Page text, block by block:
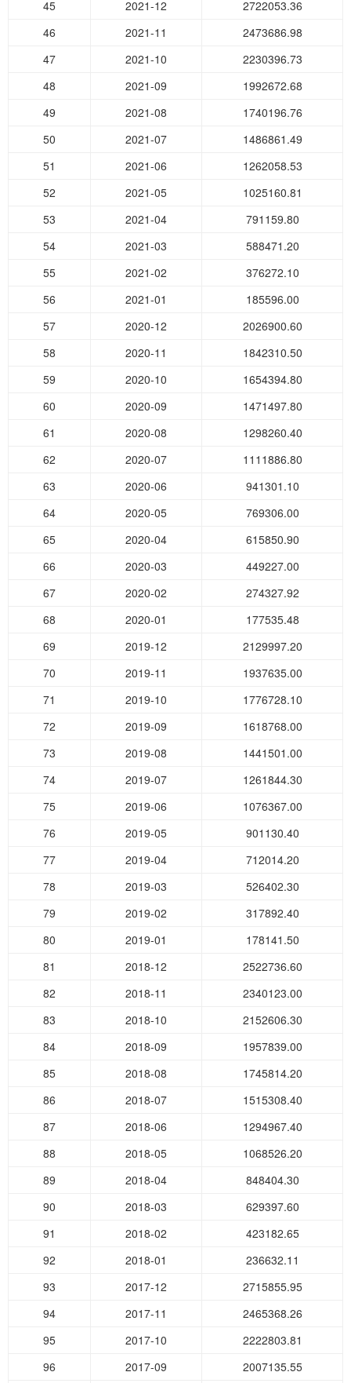
45 2021-12
2722053.36
46
2021-11
2473686.98
47
2021-10
2230396.73
48
2021-09
1992672.68
49
2021-08
1740196.76
50
2021-07
1486861.49
51
2021-06
1262058.53
52
2021-05
1025160.81
53
2021-04
791159.80
54
2021-03
588471.20
55
2021-02
376272.10
56
2021-01
185596.00
57
2020-12
2026900.60
58
2020-11
1842310.50
59
2020-10
1654394.80
60
2020-09
1471497.80
61
2020-08
1298260.40
62
2020-07
1111886.80
63
2020-06
941301.10
64
2020-05
769306.00
65
2020-04
615850.90
66
2020-03
449227.00
67
2020-02
274327.92
68
2020-01
177535.48
69
2019-12
2129997.20
70
2019-11
1937635.00
71
2019-10
1776728.10
72
2019-09
1618768.00
73
2019-08
1441501.00
74
2019-07
1261844.30
75
2019-06
1076367.00
76
2019-05
901130.40
77
2019-04
712014.20
78
2019-03
526402.30
79
2019-02
317892.40
80
2019-01
178141.50
81
2018-12
2522736.60
82
2018-11
2340123.00
83
2018-10
2152606.30
84
2018-09
1957839.00
85
2018-08
1745814.20
86
2018-07
1515308.40
87
2018-06
1294967.40
88
2018-05
1068526.20
89
2018-04
848404.30
90
2018-03
629397.60
91
2018-02
423182.65
92
2018-01
236632.11
93
2017-12
2715855.95
94
2017-11
2465368.26
95
2017-10
2222803.81
96
2017-09
2007135.55